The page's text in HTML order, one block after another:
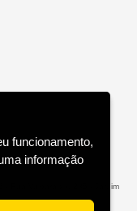
- Rua Valparaíso, 285 - Jardim
funcionamento,
informação